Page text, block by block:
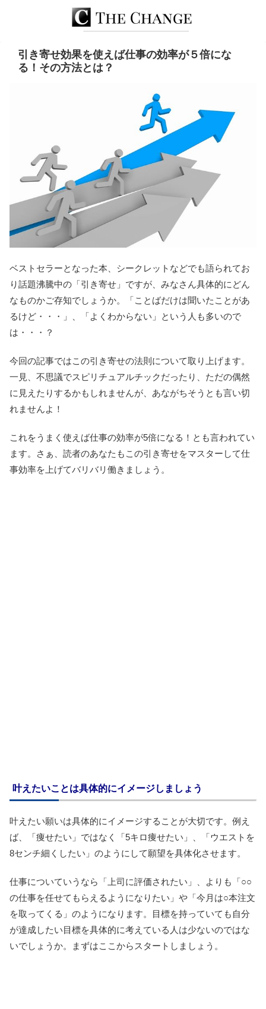
引き寄せ効果を使えば仕事の効率が５倍にな
る！その方法とは？
ベストセラーとなった本、シークレットなどでも語られてお
り話題沸騰中の「引き寄せ」ですが、みなさん具体的にどん
なものかご存知でしょうか。「ことばだけは聞いたことがあ
るけど・・・」、「よくわからない」という人も多いので
は・・・？
今回の記事ではこの引き寄せの法則について取り上げます。
一見、不思議でスピリチュアルチックだったり、ただの偶然
に見えたりするかもしれませんが、あながちそうとも言い切
れませんよ！
これをうまく使えば仕事の効率が5倍になる！とも言われてい
ます。さぁ、読者のあなたもこの引き寄せをマスターして仕
事効率を上げてバリバリ働きましょう。
叶えたいことは具体的にイメージしましょう
叶えたい願いは具体的にイメージすることが大切です。例え
ば、「痩せたい」ではなく「5キロ痩せたい」、「ウエストを
8センチ細くしたい」のようにして願望を具体化させます。
仕事についていうなら「上司に評価されたい」、よりも「○○
の仕事を任せてもらえるようになりたい」や「今月は○本注文
を取ってくる」のようになります。目標を持っていても自分
が達成したい目標を具体的に考えている人は少ないのではな
いでしょうか。まずはここからスタートしましょう。